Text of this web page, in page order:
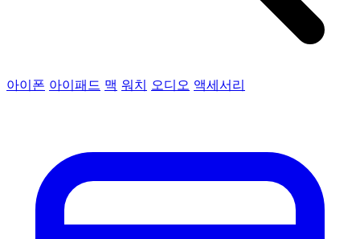
아이폰 아이패드 맥 워치 오디오 액세서리